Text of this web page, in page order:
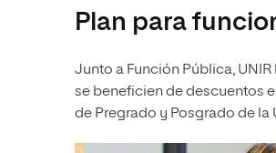
Plan para
Junto a Función Pública,
se beneficien de descuentos
de Pregrado y Posgrado de la